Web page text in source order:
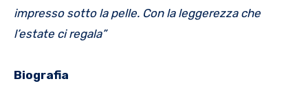
impresso sotto la pelle. Con la leggerezza che
l’estate ci regala”
Biografia